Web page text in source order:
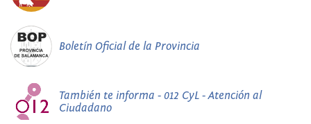
Boletín Oficial de la Provincia
También te informa - 012 CyL - Atención al
Ciudadano